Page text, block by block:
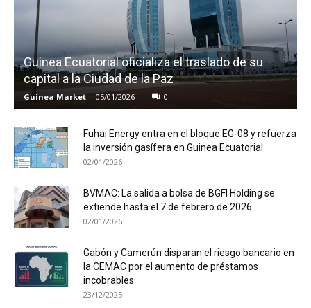
Guinea Ecuatorial oficializa el traslado de su
capital a la Ciudad de la Paz
Guinea Market - 05/01/2026 0
Fuhai Energy entra en el bloque EG-08 y refuerza
la inversión gasífera en Guinea Ecuatorial
02/01/2026
BVMAC: La salida a bolsa de BGFI Holding se
extiende hasta el 7 de febrero de 2026
02/01/2026
Gabón y Camerún disparan el riesgo bancario en
la CEMAC por el aumento de préstamos
incobrables
23/12/2025